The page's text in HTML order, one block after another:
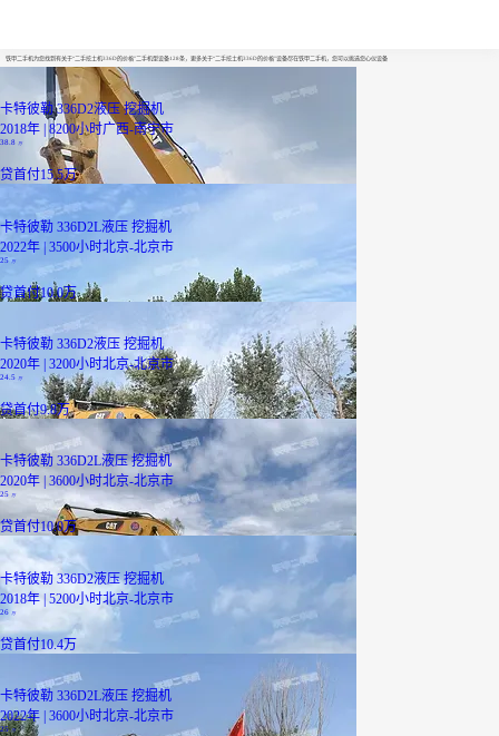
铁甲二手机为您找到有关于“二手挖土机336D的价格”二手机型设备128条，更多关于“二手挖土机336D的价格”设备尽在铁甲二手机，您可以挑选您心仪设备
卡特彼勒 336D2液压 挖掘机
2018年 | 8200小时广西-南宁市
38.8 万
贷首付15.5万
卡特彼勒 336D2L液压 挖掘机
2022年 | 3500小时北京-北京市
25
贷首付10.0万
卡特彼勒 336D2液压 挖掘机
2020年 | 3200小时北京-北京市
24.5 万
贷首付9.8万
卡特彼勒 336D2L液压 挖掘机
2020年 | 3600小时北京-北京市
25 万
贷首付10.0万
卡特彼勒 336D2液压 挖掘机
2018年 | 5200小时北京-北京市
26 万
贷首付10.4万
卡特彼勒 336D2L液压 挖掘机
2022年 | 3600小时北京-北京市
25 万